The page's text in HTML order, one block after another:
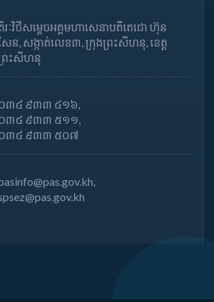
រៈវិថីសម្តេចអគ្គមហាសេនាបតីតេជោ ហ៊ុន
ែន, សង្កាត់លេខ៣, ក្រុងព្រះសីហនុ, ខេត្ត
រះសីហនុ
៣៤ ៩៣៣ ៤១៦,
៣៤ ៩៣៣ ៥១១,
៣៤ ៩៣៣ ៥០៧